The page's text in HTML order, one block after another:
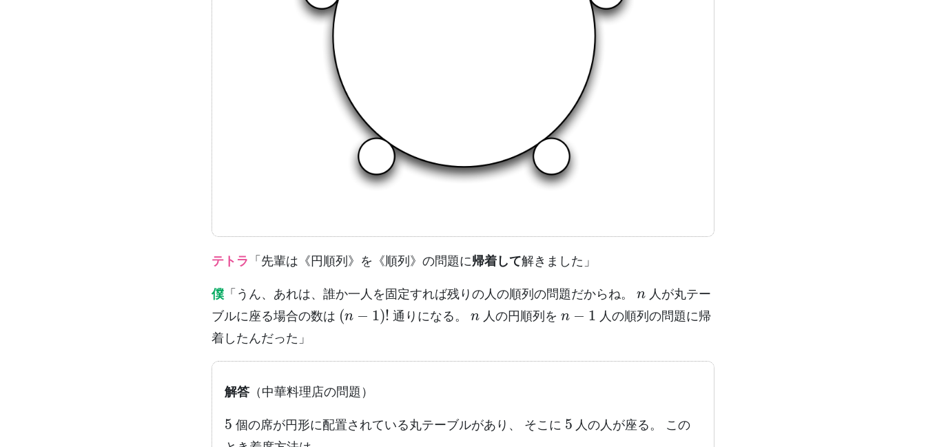
テトラ 「先輩は《円順列》を《順列》の問題に帰着して解きました」
僕「うん、あれは、誰か一人を固定すれば残りの人の順列の問題だからね。
人が丸テー
ブルに座る場合の数は
(n −1) !
通りになる。
n
人の円順列を
n−1
人の順列の問題に帰
着したんだった」
解答（中華料理店の問題）
5
個の席が円形に配置されている丸テーブルがあり、 そこに
5
人の人が座る。 この